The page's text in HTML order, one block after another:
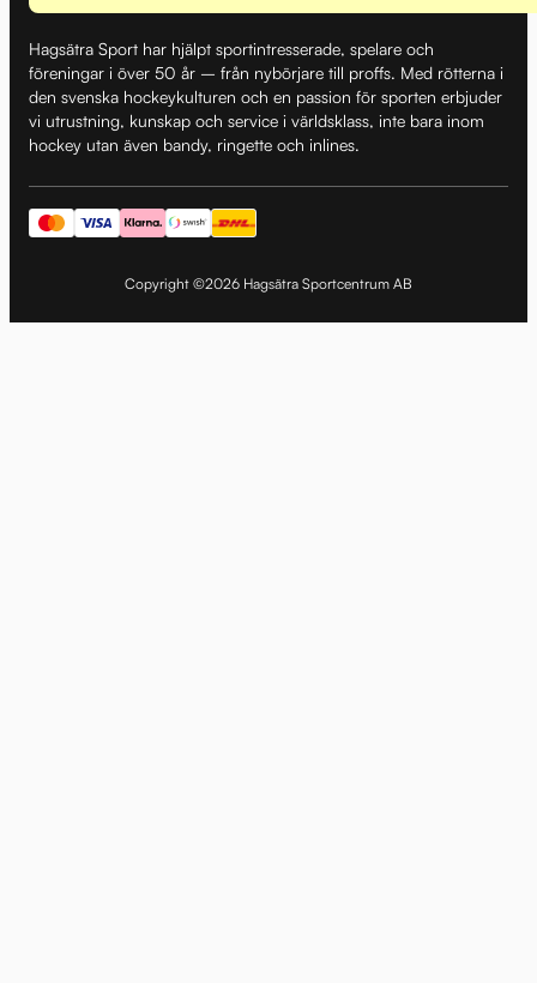
Hagsätra Sport har hjälpt sportintresserade, spelare och
föreningar i över 50 år – från nybörjare till proffs. Med rötterna i
den svenska hockeykulturen och en passion för sporten erbjuder
vi utrustning, kunskap och service i världsklass, inte bara inom
hockey utan även bandy, ringette och inlines.
Copyright ©2026 Hagsätra Sportcentrum AB